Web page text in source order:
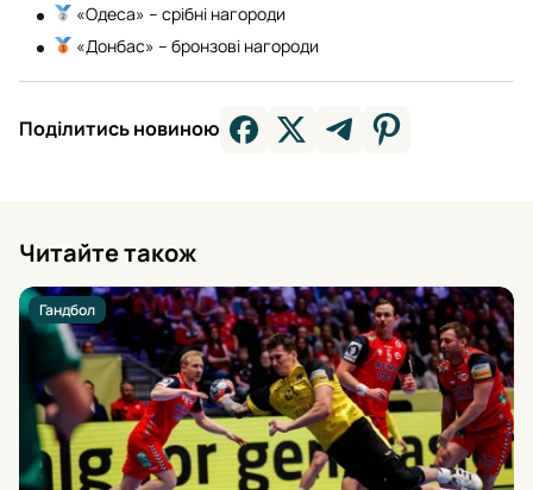
«Одеса» – срібні нагороди
«Донбас» – бронзові нагороди
Поділитись новиною
Читайте також
Гандбол